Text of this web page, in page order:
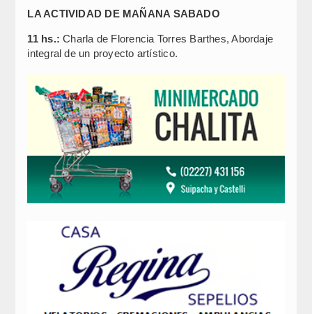
LA ACTIVIDAD DE MAÑANA SABADO
11 hs.:Charla de Florencia Torres Barthes, Abordaje
integral de un proyecto artístico.